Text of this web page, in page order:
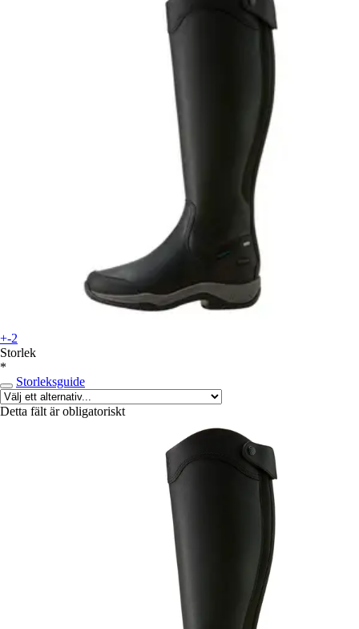
+-2
Storlek
*
Storleksguide
Detta fält är obligatoriskt